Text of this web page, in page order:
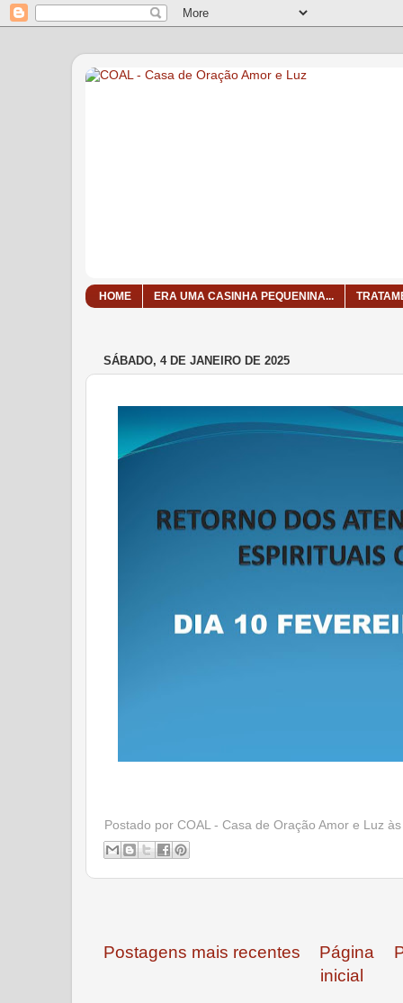
HOME ERA UMA CASINHA PEQUENINA...
SÁBADO, 4 DE JANEIRO DE 2025
Postado por COAL - Casa de Oração Amor e Luz
Postagens mais recentes
Página
inicial